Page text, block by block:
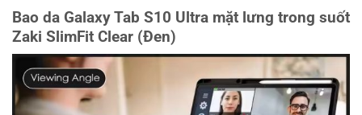
Bao da Galaxy Tab S10 Ultra mặt lưng trong suốt
Zaki SlimFit Clear (Đen)